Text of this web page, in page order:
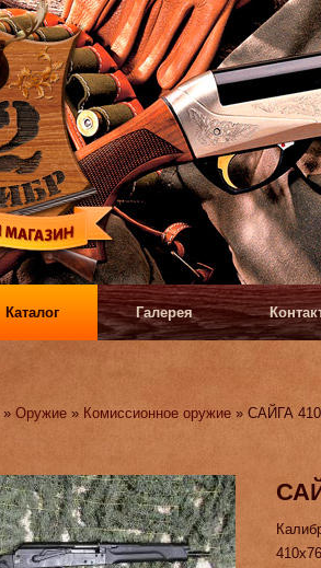
Каталог Галерея
»Оружие » Комиссионное оружие » САЙГА
410х76